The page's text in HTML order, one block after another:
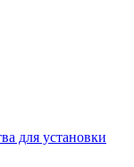
для установки